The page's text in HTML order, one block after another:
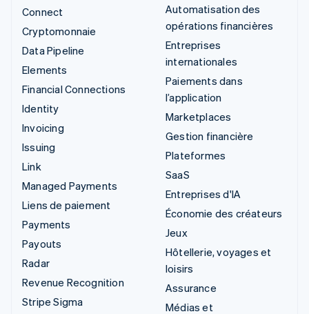
Connect
Cryptomonnaie
Data Pipeline
Elements
Financial Connections
Identity
Invoicing
Issuing
Link
Managed Payments
Liens de paiement
Payments
Payouts
Radar
Revenue Recognition
Stripe Sigma
Automatisation des
opérations financières
Entreprises
internationales
Paiements dans
l’application
Marketplaces
Gestion financière
Plateformes
SaaS
Entreprises d'IA
Économie des créateurs
Jeux
Hôtellerie, voyages et
loisirs
Assurance
Médias et